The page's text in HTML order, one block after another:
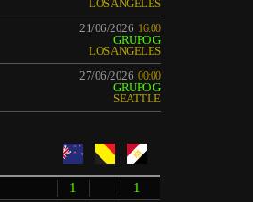
LOS ANGELES
21/06/2026 16:00
GRUPO G
LOS ANGELES
27/06/202600:00
GRUPO G
SEATTLE
1 1